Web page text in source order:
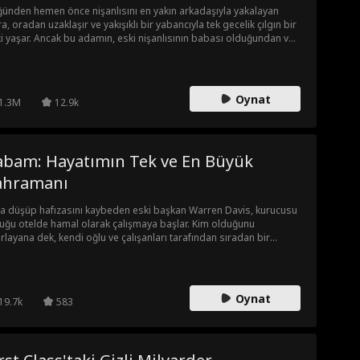
hemen önce nişanlısını en yakın arkadaşıyla yakalayan
oradan uzaklaşır ve yakışıklı bir yabancıyla tek gecelik çılgın bir
yaşar. Ancak bu adamın, eski nişanlısının babası olduğundan ve
1.3M 12.9k Oynat
Hayatımın Tek ve En Büyük
düşüp hafızasını kaybeden eski başkan Warren Davis, kurucusu
otelde hamal olarak çalışmaya başlar. Kim olduğunu
dek, kendi oğlu ve çalışanları tarafından sıradan bir
19.7k 583 Oynat